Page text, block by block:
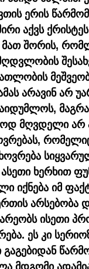
ერის
აქვს
შორის,
არავინ არ
მღვდელი არ
ხერხით
იქნება იმ
არსებობა
ისეთი
ეს კი